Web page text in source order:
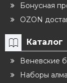
Бонусная
OZON
Каталог
Веневские
Наборы